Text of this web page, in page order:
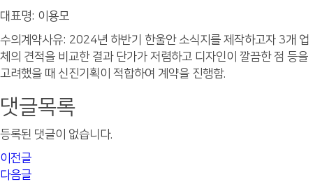
대표명: 이용모
수의계약사유: 2024년 하반기 한울안 소식지를 제작하고자 3개 업
체의 견적을 비교한 결과 단가가 저렴하고 디자인이 깔끔한 점 등을
고려했을 때 신진기획이 적합하여 계약을 진행함.
댓글목록
등록된 댓글이 없습니다.
이전글
다음글